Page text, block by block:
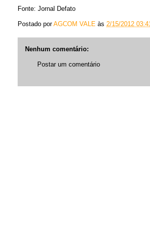
Fonte: Jornal Defato
Postado porAGCOM VALE às 2/15/2012
Nenhum comentário:
Postar um comentário